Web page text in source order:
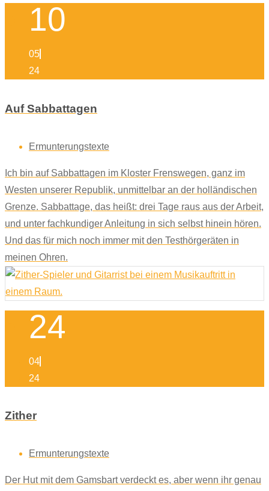
10
05
24
Auf Sabbattagen
Ermunterungstexte
Ich bin auf Sabbattagen im Kloster Frenswegen, ganz im
Westen unserer Republik, unmittelbar an der holländischen
Grenze. Sabbattage, das heißt: drei Tage raus aus der Arbeit,
und unter fachkundiger Anleitung in sich selbst hinein hören.
Und das für mich noch immer mit den Testhörgeräten in
meinen Ohren.
24
04
24
Zither
Ermunterungstexte
Der Hut mit dem Gamsbart verdeckt es, aber wenn ihr genau